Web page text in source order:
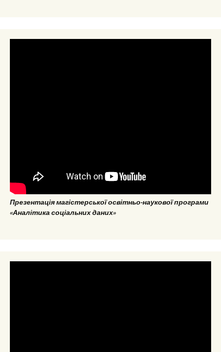
Презентація магістерської освітньо-наукової програми
«Аналітика соціальних даних»